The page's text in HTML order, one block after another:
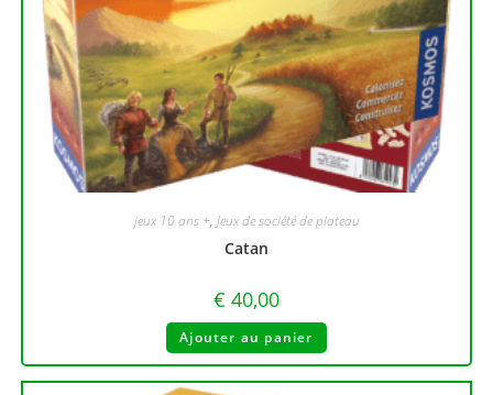
jeux 10 ans +, Jeux de société de plateau
Catan
€ 40,00
Ajouter au panier